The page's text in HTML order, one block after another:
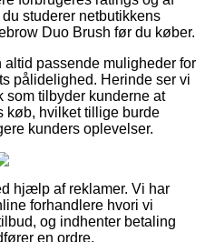
studerer netbutikkens
Duo Brush før du køber.
passende muligheder for
pålidelighed. Herinde ser vi
som tilbyder kunderne at
køb, hvilket tillige burde
kunders oplevelser.
hjælp af reklamer. Vi har
forhandlere hvori vi
og indhenter betaling
en ordre.